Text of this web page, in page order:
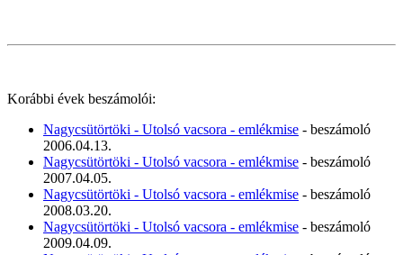
Korábbi évek beszámolói:
Nagycsütörtöki - Utolsó vacsora - emlékmise - beszámoló
2006.04.13.
Nagycsütörtöki - Utolsó vacsora - emlékmise - beszámoló
2007.04.05.
Nagycsütörtöki - Utolsó vacsora - emlékmise - beszámoló
2008.03.20.
Nagycsütörtöki - Utolsó vacsora - emlékmise - beszámoló
2009.04.09.